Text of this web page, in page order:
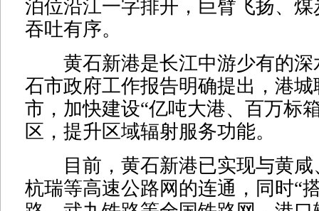
泊位沿江一字排开，巨臂飞扬、
吞吐有序。
黄石新港是长江中游少有的深
石市政府工作报告明确提出，港
市，加快建设“亿吨大港、百万标
区，提升区域辐射服务功能。
目前，黄石新港已实现与黄咸
杭瑞等高速公路网的连通，同时“